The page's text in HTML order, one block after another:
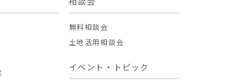
無料相談会
土地活用相談会
イベント・トピック